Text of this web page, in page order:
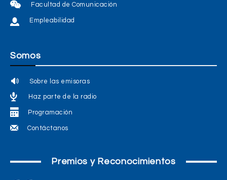
Facultad de Comunicación
Empleabilidad
Somos
Sobre las emisoras
Haz parte de la radio
Programación
Contáctanos
Premios y Reconocimientos